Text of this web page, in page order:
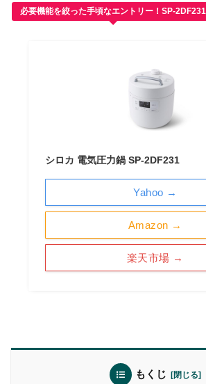
必要機能を絞った手頃なエントリー！SP-2DF231
シロカ 電気圧力鍋 SP-2DF231
Amazon →
楽天市場 →
Yahoo →
もくじ